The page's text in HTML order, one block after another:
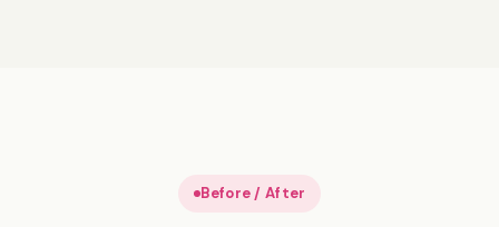
Before / After